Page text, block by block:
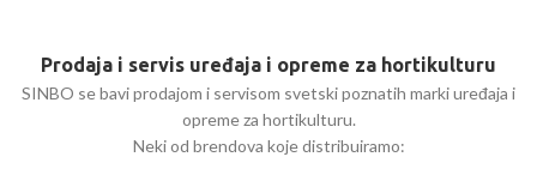
Prodaja i servis uređaja i opreme za hortikulturu
SINBO se bavi prodajom i servisom svetski poznatih marki uređaja i
opreme za hortikulturu.
Neki od brendova koje distribuiramo: